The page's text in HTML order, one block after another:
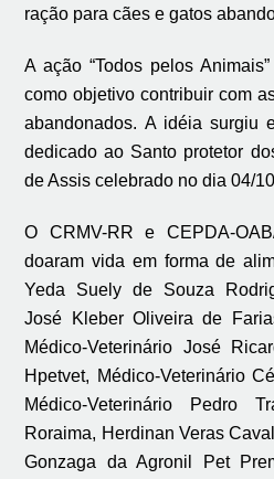
ração para cães e gatos
A ação “Todos pelos
como objetivo contribuir com
abandonados. A idéia surgiu
dedicado ao Santo protetor
de Assis celebrado no dia 04/
O CRMV-RR e CEPDA-
doaram vida em forma de
Yeda Suely de Souza
José Kleber Oliveira de
Médico-Veterinário José
Hpetvet, Médico-Veterinário
Médico-Veterinário Pedro
Roraima, Herdinan Veras
Gonzaga da Agronil Pet